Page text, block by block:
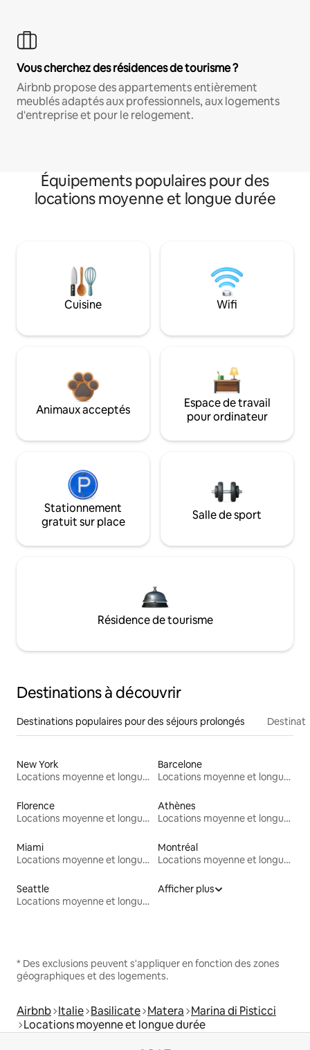
Vous cherchez des résidences de tourisme ?
Airbnb propose des appartements entièrement
meublés adaptés aux professionnels, aux logements
d'entreprise et pour le relogement.
Équipements populaires pour des
locations moyenne et longue durée
Cuisine Wifi
Animaux acceptés
Espace de travail
pour ordinateur
Stationnement
gratuit sur place
Salle de sport
Résidence de tourisme
Destinations à découvrir
Destinations populaires pour des séjours prolongés
New York
Locations moyenne et longue durée
Barcelone
Locations moyenne et longue durée
Florence
Locations moyenne et longue durée
Athènes
Locations moyenne et longue durée
Miami
Locations moyenne et longue durée
Montréal
Locations moyenne et longue durée
Seattle
Locations moyenne et longue durée
Afficher plus
* Des exclusions peuvent s'appliquer en fonction des zones
géographiques et des logements.
Airbnb Italie Basilicate Matera Marina di Pisticci
Locations moyenne et longue durée